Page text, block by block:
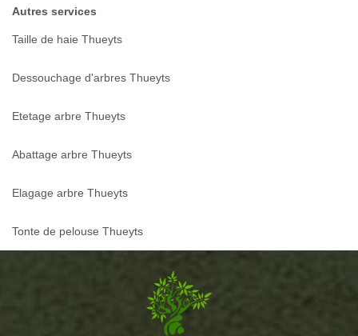
Autres services
Taille de haie Thueyts
Dessouchage d'arbres Thueyts
Etetage arbre Thueyts
Abattage arbre Thueyts
Elagage arbre Thueyts
Tonte de pelouse Thueyts